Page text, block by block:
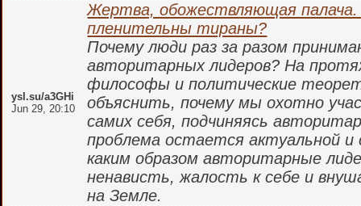
ysl.su/a3GHi
Jun 29, 20:10
Жертва, обожествляющая
пленительны тираны?
Почему люди раз за разом
авторитарных лидеров? На
философы и политические
объяснить, почему мы охотно
самих себя, подчиняясь
проблема остается актуальной и
каким образом авторитарные
ненависть, жалость к себе и
на Земле.